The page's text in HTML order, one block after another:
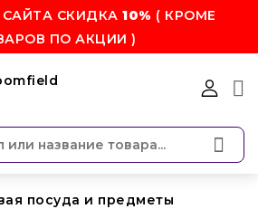
САЙТА СКИДКА10% ( КРОМЕ
ПО АКЦИИ )
посуда и предметы